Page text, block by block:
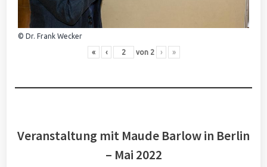
© Dr. Frank Wecker
« ‹ von 2 › »
Veranstaltung mit Maude Barlow in Berlin
– Mai 2022